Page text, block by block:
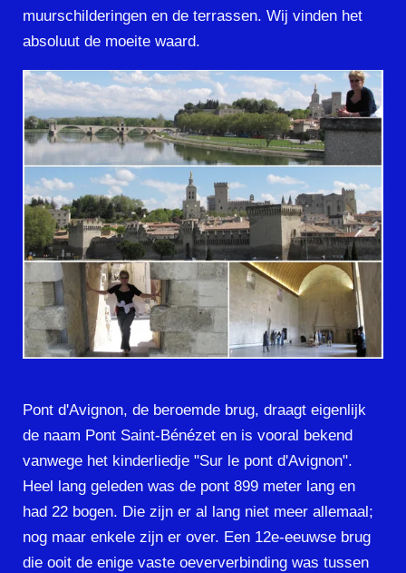
muurschilderingen en de terrassen. Wij vinden het
absoluut de moeite waard.
Pont d'Avignon, de beroemde brug, draagt eigenlijk
de naam Pont Saint-Bénézet en is vooral bekend
vanwege het kinderliedje "Sur le pont d'Avignon".
Heel lang geleden was de pont 899 meter lang en
had 22 bogen. Die zijn er al lang niet meer allemaal;
nog maar enkele zijn er over. Een 12e-eeuwse brug
die ooit de enige vaste oeververbinding was tussen